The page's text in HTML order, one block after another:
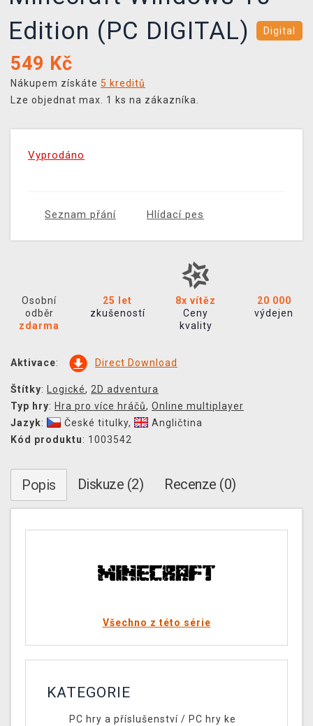
Edition (PC DIGITAL)
Digital
549 Kč
Nákupem získáte 5 kreditů
Lze objednat max. 1 ks na zákazníka.
Vyprodáno
Seznam přání Hlídací pes
Osobní
odběr
zdarma
25 let
zkušeností
8x vítěz
Ceny
kvality
20 000
výdejen
Aktivace: Direct Download
Štítky: Logické, 2D adventura
Typ hry: Hra pro více hráčů, Online multiplayer
Jazyk: České titulky,
Angličtina
Kód produktu: 1003542
Popis Diskuze (2) Recenze (0)
Všechno z této série
KATEGORIE
PC hry a příslušenství/ PC hry ke